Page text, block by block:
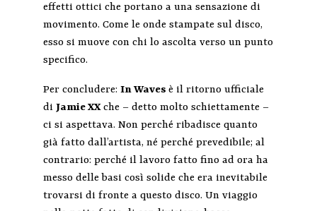
effetti ottici che portano a una sensazione di
movimento. Come le onde stampate sul disco,
esso si muove con chi lo ascolta verso un punto
specifico.
Per concludere: In Waves è il ritorno ufficiale
di Jamie XXche – detto molto schiettamente –
ci si aspettava. Non perché ribadisce quanto
già fatto dall’artista, né perché prevedibile; al
contrario: perché il lavoro fatto fino ad ora ha
messo delle basi così solide che era inevitabile
trovarsi di fronte a questo disco. Un viaggio